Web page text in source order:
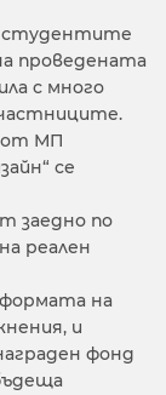
студентите
проведената
с много
от МП
се
заедно по
реален
на
и
фонд